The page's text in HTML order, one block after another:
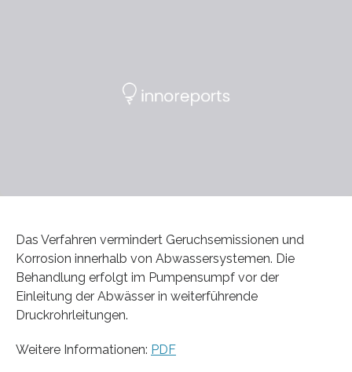
Das Verfahren vermindert Geruchsemissionen und
Korrosion innerhalb von Abwassersystemen. Die
Behandlung erfolgt im Pumpensumpf vor der
Einleitung der Abwässer in weiterführende
Druckrohrleitungen.
Weitere Informationen: PDF